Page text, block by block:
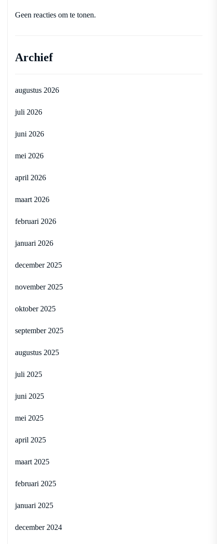
Geen reacties om te tonen.
Archief
augustus 2026
juli 2026
juni 2026
mei 2026
april 2026
maart 2026
februari 2026
januari 2026
december 2025
november 2025
oktober 2025
september 2025
augustus 2025
juli 2025
juni 2025
mei 2025
april 2025
maart 2025
februari 2025
januari 2025
december 2024